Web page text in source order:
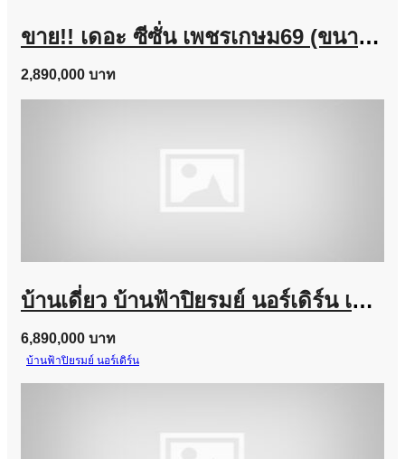
ขาย!! เดอะ ซีซั่น เพชรเกษม69 (ขนาด 38 ตร.ว.) ถนนเลียบคลองภาษีเจริญฝั่งใต้ เขตหนองแขม เข้าออกได้หลายทางทั้ง ซอยเพชรเกษม ถนนบางบอน และ ถนนพุทธสาคร กทม. : The Season Phetkasem 69
2,890,000 บาท
บ้านเดี่ยว บ้านฟ้าปิยรมย์ นอร์เดิร์น เฟส 16 ลำลูกกา คลอง 6 ถูกสุดในโครงการ
6,890,000 บาท
บ้านฟ้าปิยรมย์ นอร์เดิร์น